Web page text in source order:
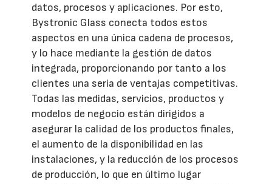
datos, procesos y aplicaciones. Por esto,
Bystronic Glass conecta todos estos
aspectos en una única cadena de procesos,
y lo hace mediante la gestión de datos
integrada, proporcionando por tanto a los
clientes una seria de ventajas competitivas.
Todas las medidas, servicios, productos y
modelos de negocio están dirigidos a
asegurar la calidad de los productos finales,
el aumento de la disponibilidad en las
instalaciones, y la reducción de los procesos
de producción, lo que en último lugar